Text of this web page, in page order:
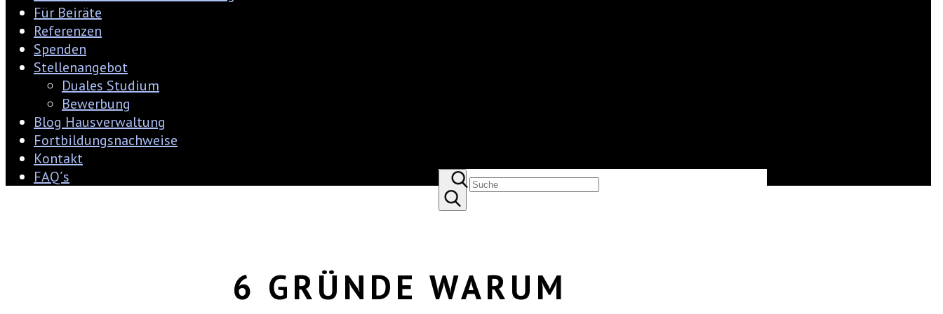
Für Beiräte
Referenzen
Spenden
Stellenangebot
Duales Studium
Bewerbung
Blog Hausverwaltung
Fortbildungsnachweise
Kontakt
FAQ´s
6 GRÜNDE WARUM